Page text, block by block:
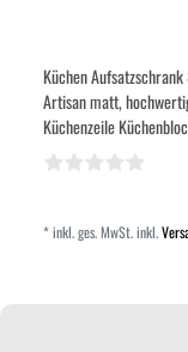
Küchen
Artisan matt,
Küchenzeile
*inkl. ges. MwSt.inkl.